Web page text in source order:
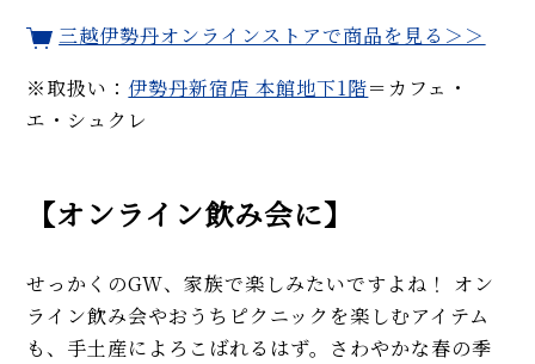
三越伊勢丹オンラインストアで商品を見る＞＞
※取扱い： 伊勢丹新宿店 本館地下1階＝カフェ・
エ・シュクレ
【オンライン飲み会に】
せっかくのGW、家族で楽しみたいですよね！ オン
ライン飲み会やおうちピクニックを楽しむアイテム
も、手土産によろこばれるはず。さわやかな春の季